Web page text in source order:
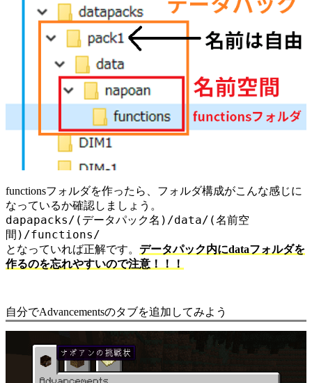
functionsフォルダを作ったら、フォルダ構成がこんな感じに
なっているか確認しましょう。
dapapacks/(データパック名)/data/(名前空
間)/functions/
となっていれば正解です。 データパック内にdataフォルダを
作るのを忘れやすいので注意！！！
自分でAdvancementsのタブを追加してみよう